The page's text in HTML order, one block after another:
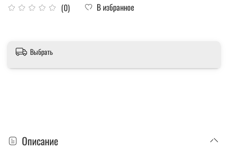
(0) В избранное
Выбрать
Описание